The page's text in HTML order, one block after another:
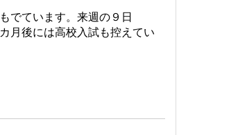
でています。来週の９日
月後には高校入試も控えてい